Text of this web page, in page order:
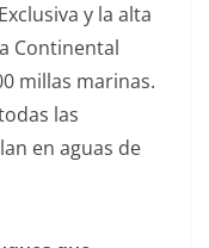
y la alta
Continental
millas marinas.
las
en aguas de